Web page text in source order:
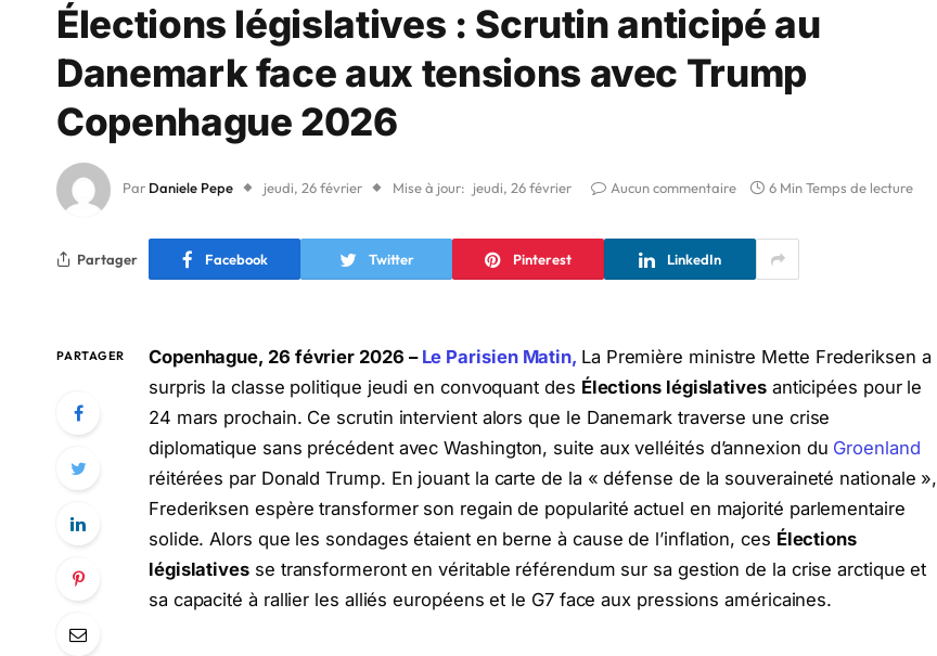
Élections législatives : Scrutin anticipé au
Danemark face aux tensions avec Trump
Copenhague 2026
Par Daniele Pepe jeudi, 26 février Mise à jour: jeudi, 26 février Aucun commentaire 6 Min Temps de lecture
Partager Facebook Twitter Pinterest LinkedIn
PARTAGER Copenhague, 26 février 2026 – Le Parisien Matin, La Première ministre Mette Frederiksen a
surpris la classe politique jeudi en convoquant des Élections législativesanticipées pour le
24 mars prochain. Ce scrutin intervient alors que le Danemark traverse une crise
diplomatique sans précédent avec Washington, suite aux velléités d’annexion du Groenland
réitérées par Donald Trump. En jouant la carte de la « défense de la souveraineté nationale »,
Frederiksen espère transformer son regain de popularité actuel en majorité parlementaire
solide. Alors que les sondages étaient en berne à cause de l’inflation, ces Élections
législatives se transformeront en véritable référendum sur sa gestion de la crise arctique et
sa capacité à rallier les alliés européens et le G7 face aux pressions américaines.